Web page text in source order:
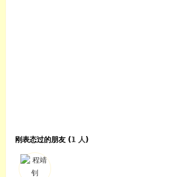
刚表态过的朋友 (1 人)